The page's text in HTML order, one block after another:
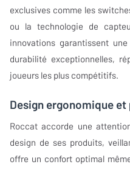
exclusives comme les
ou la technologie de
innovations garantissent
durabilité exceptionnelles,
joueurs les plus compétitifs.
Design ergonomique
Roccat accorde une
design de ses produits,
offre un confort optimal